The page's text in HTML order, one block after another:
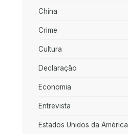
China
Crime
Cultura
Declaração
Economia
Entrevista
Estados Unidos da América